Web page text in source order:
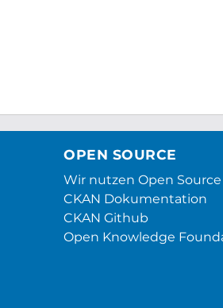
OPEN SOURCE
Wir nutzen Open Source
CKAN Dokumentation
CKAN Github
Open Knowledge